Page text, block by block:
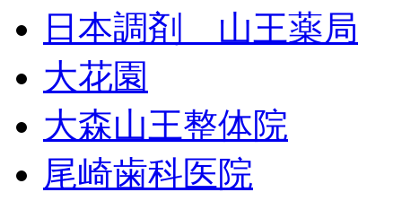
日本調剤 山王薬局
大花園
大森山王整体院
尾崎歯科医院